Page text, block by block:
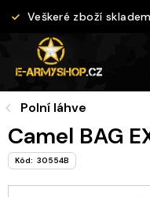
Veškeré zboží skladem
Polní láhve
Camel BAG
Kód: 30554B